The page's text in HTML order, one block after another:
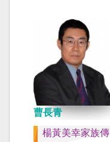
曹長青
楊黃美幸家族傳